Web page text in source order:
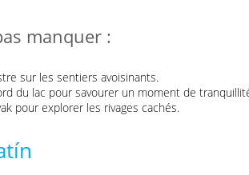
manquer :
sur les sentiers avoisinants.
du lac pour savourer un moment de
pour explorer les rivages cachés.